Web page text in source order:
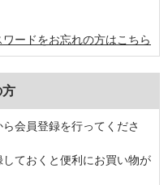
ワードをお忘れの方はこちら
会員登録を行ってくださ
ておくと便利にお買い物が